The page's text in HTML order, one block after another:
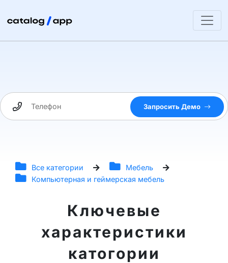
Запросить Демо
Все категории
Мебель
Компьютерная и геймерская мебель
Ключевые
характеристики
катогории